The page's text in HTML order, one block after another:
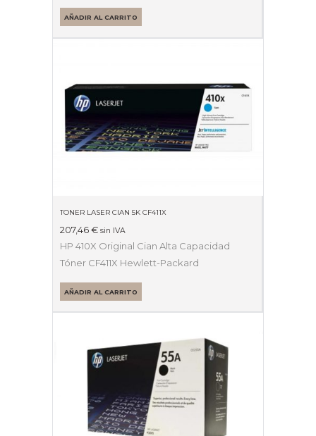
AÑADIR AL CARRITO
TONER LASER CIAN 5K CF411X
207,46 € sin IVA
HP 410X Original Cian Alta Capacidad
Tóner CF411X Hewlett-Packard
AÑADIR AL CARRITO